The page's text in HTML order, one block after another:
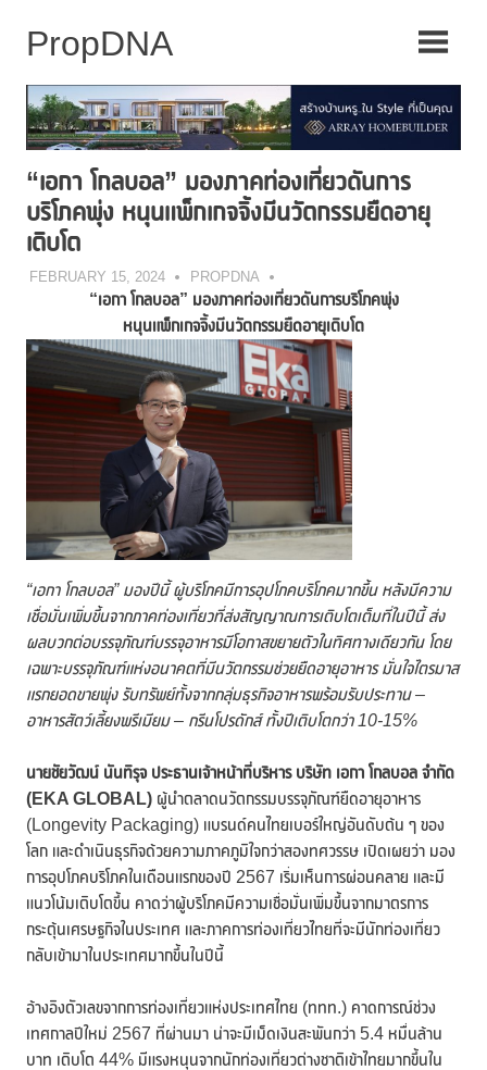
“เอกา โกลบอล” มองภาคท่องเที่ยวดันการ
บริโภคพุ่ง หนุนแพ็กเกจจิ้งมีนวัตกรรมยืดอายุ
เติบโต
FEBRUARY 15, 2024 PROPDNA
“เอกา โกลบอล” มองภาคท่องเที่ยวดันการบริโภคพุ่ง
หนุนแพ็กเกจจิ้งมีนวัตกรรมยืดอายุเติบโต
“เอกา โกลบอล” มองปีนี้ ผู้บริโภคมีการอุปโภคบริโภคมากขึ้น หลังมีความ
เชื่อมั่นเพิ่มขึ้นจากภาคท่องเที่ยวที่ส่งสัญญาณการเติบโตเต็มที่ในปีนี้ ส่ง
ผลบวกต่อบรรจุภัณฑ์บรรจุอาหารมีโอกาสขยายตัวในทิศทางเดียวกัน โดย
เฉพาะบรรจุภัณฑ์แห่งอนาคตที่มีนวัตกรรมช่วยยืดอายุอาหาร มั่นใจไตรมาส
แรกยอดขายพุ่ง รับทรัพย์ทั้งจากกลุ่มธุรกิจอาหารพร้อมรับประทาน –
อาหารสัตว์เลี้ยงพรีเมียม – กรีนโปรดักส์ ทั้งปีเติบโตกว่า 10-15%
นายชัยวัฒน์ นันทิรุจ ประธานเจ้าหน้าที่บริหาร บริษัท เอกา โกลบอล จำกัด
(EKA GLOBAL) ผู้นำตลาดนวัตกรรมบรรจุภัณฑ์ยืดอายุอาหาร
(Longevity Packaging) แบรนด์คนไทยเบอร์ใหญ่อันดับต้น ๆ ของ
โลก และดำเนินธุรกิจด้วยความภาคภูมิใจกว่าสองทศวรรษ เปิดเผยว่า มอง
การอุปโภคบริโภคในเดือนแรกของปี 2567 เริ่มเห็นการผ่อนคลาย และมี
แนวโน้มเติบโตขึ้น คาดว่าผู้บริโภคมีความเชื่อมั่นเพิ่มขึ้นจากมาตรการ
กระตุ้นเศรษฐกิจในประเทศ และภาคการท่องเที่ยวไทยที่จะมีนักท่องเที่ยว
กลับเข้ามาในประเทศมากขึ้นในปีนี้
อ้างอิงตัวเลขจากการท่องเที่ยวแห่งประเทศไทย (ททท.) คาดการณ์ช่วง
เทศกาลปีใหม่ 2567 ที่ผ่านมา น่าจะมีเม็ดเงินสะพันกว่า 5.4 หมื่นล้าน
บาท เติบโต 44% มีแรงหนุนจากนักท่องเที่ยวต่างชาติเข้าไทยมากขึ้นใน